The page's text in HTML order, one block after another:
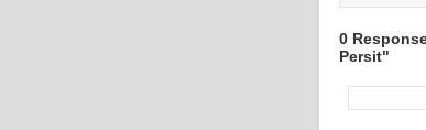
0
Persit"